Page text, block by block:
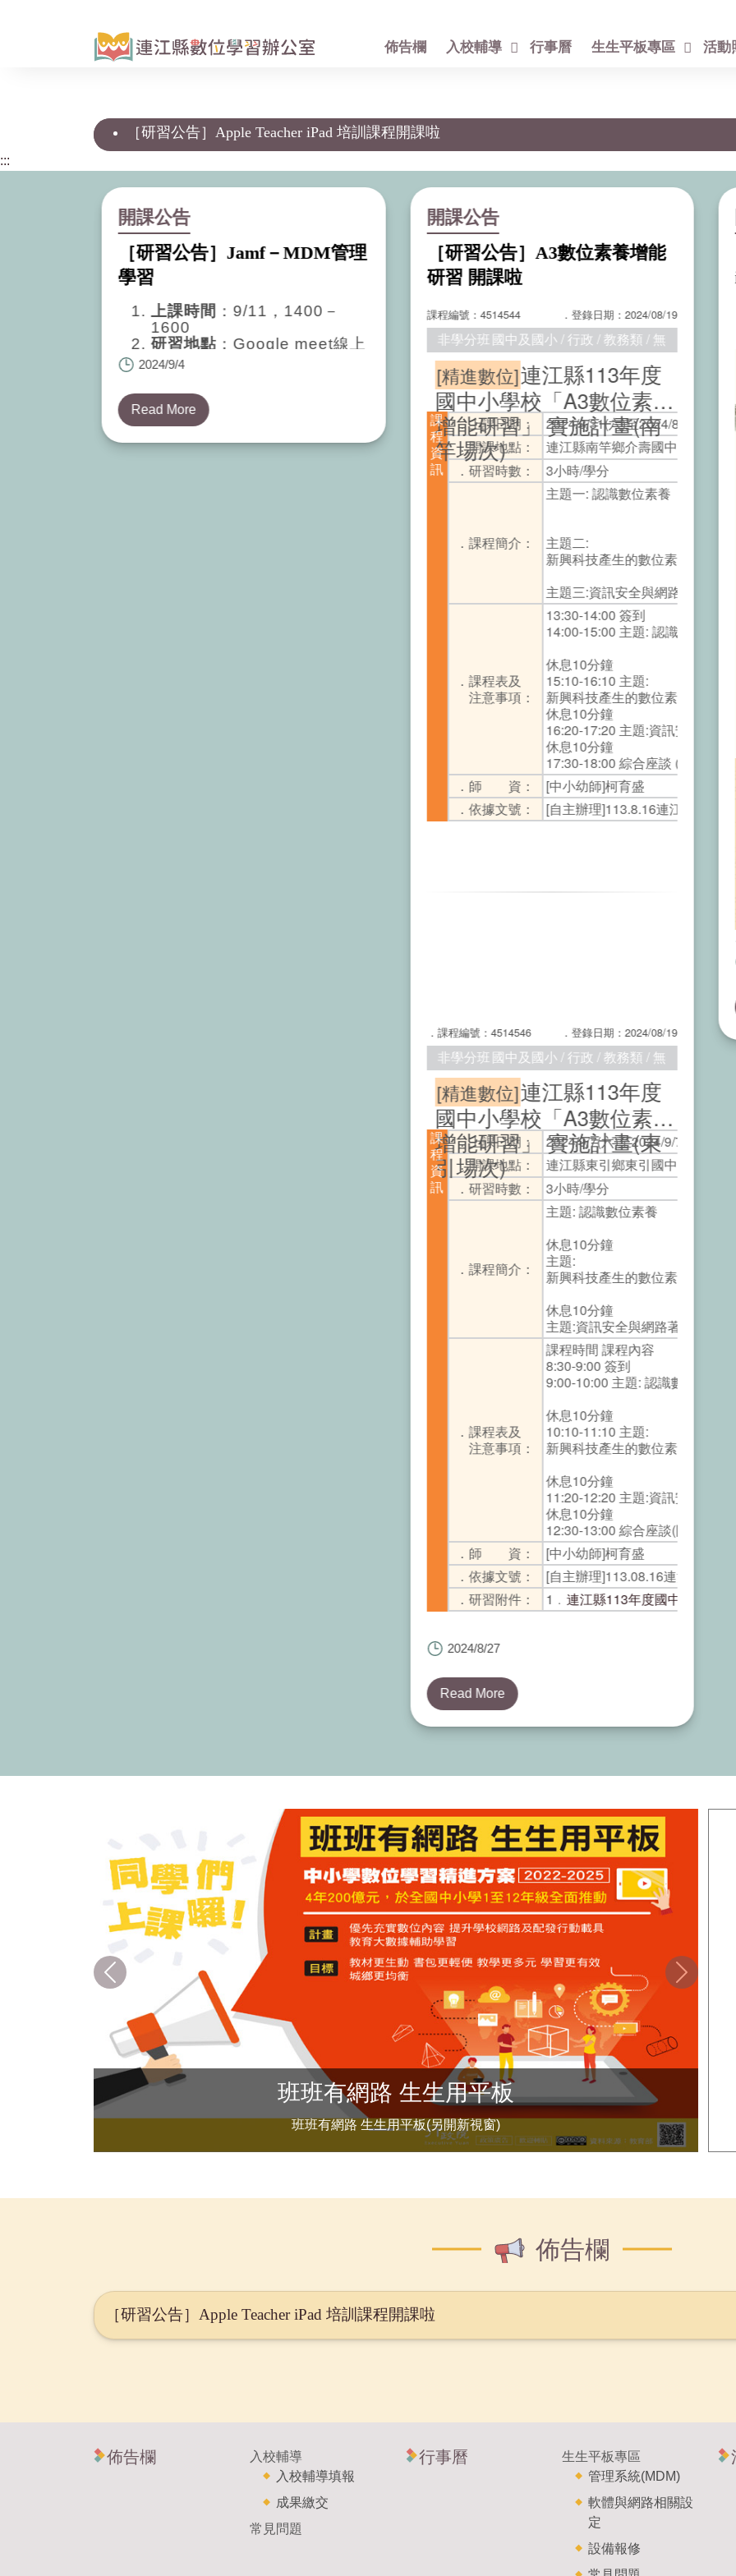
佈告欄 入校輔導 行事曆 生生平板專區 活動
［研習公告］Apple Teacher iPad 培訓課程開課啦
:::
開課公告
［研習公告］Jamf－MDM管理
學習
上課時間 ：9/11，1400－
1600
研習地點 ：Google meet線上
會議室。
4566906
會議連結
https://meet.google.com/ngq-
opvs-gkw
2024/9/4
Read More
開課公告
［研習公告］A3數位素養增能
研習 開課啦
課程編號：4514544 ．登錄日期：2024/08/19
非學分班國中及國小 / 行政 / 教務類 / 無
[精進數位]連江縣113年度
國中小學校「A3數位素養
增能研習」 實施計畫(南
竿場次)
課
程
資
訊
．上課日期： 2024/8/31(六)至2024/8/31(六)
．開課地點：
連江縣南竿鄉介壽國中小電腦
．研習時數：
3小時/學分
．課程簡介：
主題一: 認識數位素養
主題二:
新興科技產生的數位素養議題
主題三:資訊安全與網路著作權
．課程表及
注意事項：
13:30-14:00 簽到
14:00-15:00 主題: 認識數位素養
休息10分鐘
15:10-16:10 主題:
新興科技產生的數位素養議題
休息10分鐘
16:20-17:20 主題:資訊安全與網
休息10分鐘
17:30-18:00 綜合座談 (問卷填寫)
．師 資：
[中小幼師]柯育盛
．依據文號：
[自主辦理]113.8.16連江縣政府
．課程編號：4514546 ．登錄日期：2024/08/19
非學分班國中及國小 / 行政 / 教務類 / 無
[精進數位]連江縣113年度
國中小學校「A3數位素養
增能研習」 實施計畫(東
引場次)
課
程
資
訊
．上課日期： 2024/9/7(六)至2024/9/7(六)
．開課地點：
連江縣東引鄉東引國中小禮堂
．研習時數：
3小時/學分
．課程簡介：
主題: 認識數位素養
休息10分鐘
主題:
新興科技產生的數位素養議題
休息10分鐘
主題:資訊安全與網路著作權
．課程表及
注意事項：
課程時間 課程內容
8:30-9:00 簽到
9:00-10:00 主題: 認識數位素養
休息10分鐘
10:10-11:10 主題:
新興科技產生的數位素養議題
休息10分鐘
11:20-12:20 主題:資訊安全與網
休息10分鐘
12:30-13:00 綜合座談(問卷填寫)
．師 資：
[中小幼師]柯育盛
．依據文號：
[自主辦理]113.08.16連江縣政府
．研習附件：
1﹒連江縣113年度國中小學校
2024/8/27
Read More
路 生生用平板 馬祖觀光導覽地圖
馬祖觀光導覽地圖(另開新視窗)
上一筆 下一筆
佈告欄
［研習公告］Apple Teacher iPad 培訓課程開課啦
佈告欄
入校輔導
入校輔導填報
成果繳交
常見問題
行事曆
生生平板專區
管理系統(MDM)
軟體與網路相關設
定
設備報修